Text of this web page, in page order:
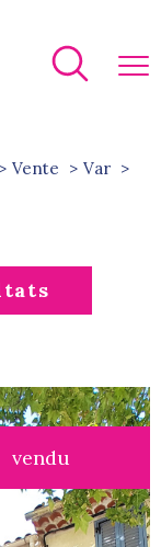
Vente
Var
vendu